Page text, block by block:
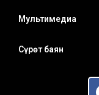
Мультимедиа
Сүрөт баян